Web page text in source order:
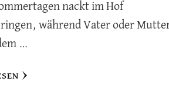
nackt im Hof
während Vater oder
…